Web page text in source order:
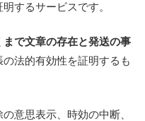
するサービスです。
で文章の存在と発送の事
法的有効性を証明するも
意思表示、時効の中断、